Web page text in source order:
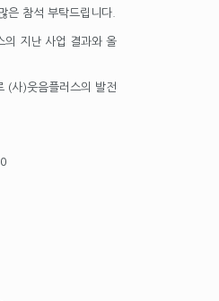
은 참석 부탁드립니다.
의 지난 사업 결과와 올
(사)웃음플러스의 발전